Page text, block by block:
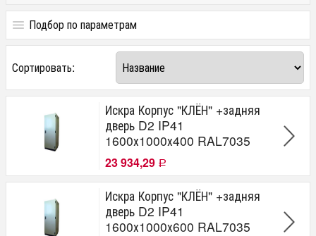
Подбор по параметрам
Цена
от до
Производитель
ИСКРА
Серия
"Клён"
"ТОПОЛЬ"
Кол-во дверей
Сортировать:
Искра Корпус "КЛЁН" +задняя
дверь D2 IP41
1600х1000х400 RAL7035
23 934,29 Р
Искра Корпус "КЛЁН" +задняя
дверь D2 IP41
1600х1000х600 RAL7035